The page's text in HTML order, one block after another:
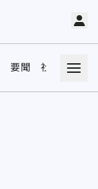
要聞 社會 娛樂